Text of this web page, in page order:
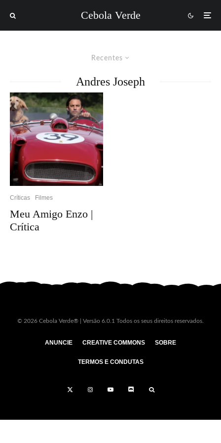
Cebola Verde
Recentes
Andres Joseph
Críticas Filmes
Meu Amigo Enzo |
Crítica
© 2026 Cebola Verde® | Versão 6.0.1 Todos os seus direitos reservados.
ANUNCIE CREATIVE COMMONS SOBRE
TERMOS E CONDUTAS